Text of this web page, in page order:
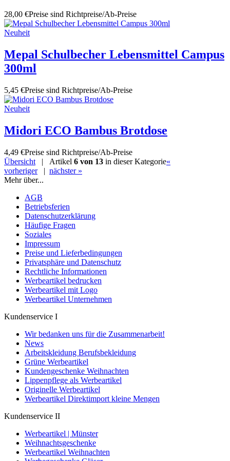
28,00 €Preise sind Richtpreise/Ab-Preise
Neuheit
Mepal Schulbecher Lebensmittel Campus
300ml
5,45 €Preise sind Richtpreise/Ab-Preise
Neuheit
Midori ECO Bambus Brotdose
4,49 €Preise sind Richtpreise/Ab-Preise
Übersicht | Artikel 6 von 13 in dieser Kategorie«
vorheriger| nächster »
Mehr über...
AGB
Betriebsferien
Datenschutzerklärung
Häufige Fragen
Soziales
Impressum
Preise und Lieferbedingungen
Privatsphäre und Datenschutz
Rechtliche Informationen
Werbeartikel bedrucken
Werbeartikel mit Logo
Werbeartikel Unternehmen
Kundenservice I
Wir bedanken uns für die Zusammenarbeit!
News
Arbeitskleidung Berufsbekleidung
Grüne Werbeartikel
Kundengeschenke Weihnachten
Lippenpflege als Werbeartikel
Originelle Werbeartikel
Werbeartikel Direktimport kleine Mengen
Kundenservice II
Werbeartikel | Münster
Weihnachtsgeschenke
Werbeartikel Weihnachten